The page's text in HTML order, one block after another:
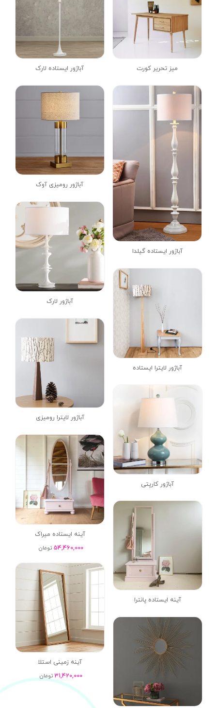
میز تحریر کورت آباژور ایستاده لارک
آباژور ایستاده گیلدا
آباژور رومیزی آوک
آباژور لارک
آباژور لایترا ایستاده
آباژور لایترا رومیزی
آباژور کارپتی
آینه ایستاده میراک
54,460,000 تومان
آینه ایستاده پانترا
آینه زمینی استلا
31,420,000 تومان